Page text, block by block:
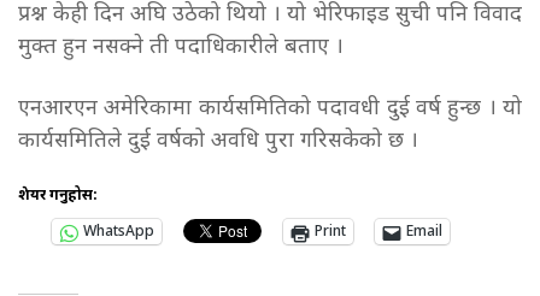
प्रश्न केही दिन अघि उठेको थियो । यो भेरिफाइड सुची पनि विवाद
मुक्त हुन नसक्ने ती पदाधिकारीले बताए ।
एनआरएन अमेरिकामा कार्यसमितिको पदावधी दुई वर्ष हुन्छ । यो
कार्यसमितिले दुई वर्षको अवधि पुरा गरिसकेको छ ।
शेयर गर्नुहोस:
WhatsApp
Print Email